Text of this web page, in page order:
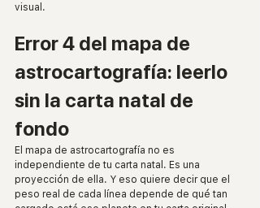
visual.
Error 4 del mapa de
astrocartografía: leerlo
sin la carta natal de
fondo
El mapa de astrocartografía no es
independiente de tu carta natal. Es una
proyección de ella. Y eso quiere decir que el
peso real de cada línea depende de qué tan